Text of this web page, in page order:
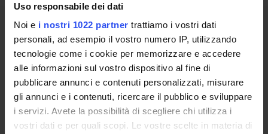
Uso responsabile dei dati
Noi e i nostri 1022 partner trattiamo i vostri dati
personali, ad esempio il vostro numero IP, utilizzando
tecnologie come i cookie per memorizzare e accedere
alle informazioni sul vostro dispositivo al fine di
pubblicare annunci e contenuti personalizzati, misurare
gli annunci e i contenuti, ricercare il pubblico e sviluppare
i servizi. Avete la possibilità di scegliere chi utilizza i
vostri dati e per quali scopi. Le vostre scelte in materia di
Presentazione
Come iscriversi
Insegnamenti
Calendario didattico
Piani didattici
Calendario esami